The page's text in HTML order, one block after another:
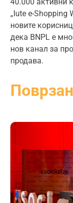
„Iute e-Shopping
новите
дека BNPL е
нов канал за
продава.